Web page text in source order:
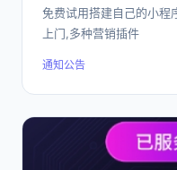
免费试用搭建自己的小程
上门,多种营销插件
通知公告